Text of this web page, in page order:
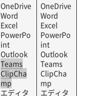
OneDrive
Word
Excel
PowerPo
int
Outlook
Teams
ClipCha
mp
エディタ
OneDrive
Word
Excel
PowerPo
int
Outlook
Teams
ClipCha
mp
エディタ